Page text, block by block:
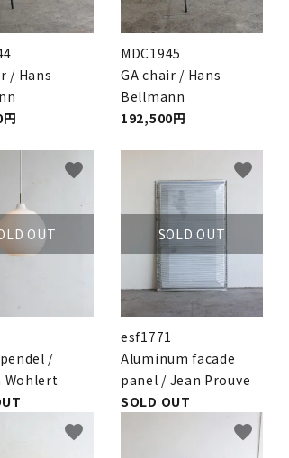
/ Hans
MDC1945
GA chair / Hans
Bellmann
192,500円
OUT
/
Wohlert
favorite
SOLD OUT
esf1771
Aluminum facade
panel / Jean Prouve
SOLD OUT
favorite
favorite favorite